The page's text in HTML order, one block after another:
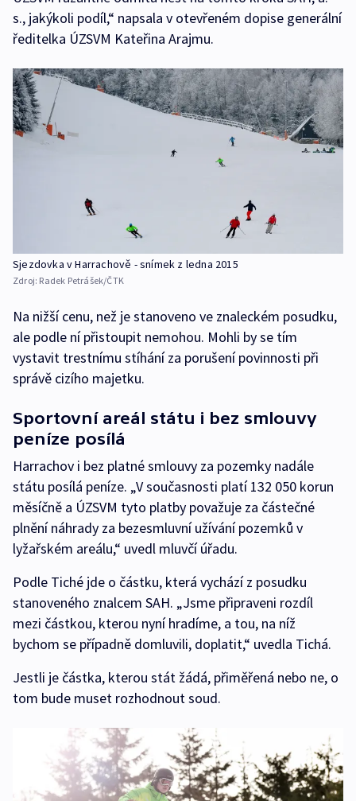
s., jakýkoli podíl,“ napsala v otevřeném dopise generální
ředitelka ÚZSVM Kateřina Arajmu.
Sjezdovka v Harrachově - snímek z ledna 2015
Zdroj: Radek Petrášek/ČTK
Na nižší cenu, než je stanoveno ve znaleckém posudku,
ale podle ní přistoupit nemohou. Mohli by se tím
vystavit trestnímu stíhání za porušení povinnosti při
správě cizího majetku.
Sportovní areál státu i bez smlouvy
peníze posílá
Harrachov i bez platné smlouvy za pozemky nadále
státu posílá peníze. „V současnosti platí 132 050 korun
měsíčně a ÚZSVM tyto platby považuje za částečné
plnění náhrady za bezesmluvní užívání pozemků v
lyžařském areálu,“ uvedl mluvčí úřadu.
Podle Tiché jde o částku, která vychází z posudku
stanoveného znalcem SAH. „Jsme připraveni rozdíl
mezi částkou, kterou nyní hradíme, a tou, na níž
bychom se případně domluvili, doplatit,“ uvedla Tichá.
Jestli je částka, kterou stát žádá, přiměřená nebo ne, o
tom bude muset rozhodnout soud.